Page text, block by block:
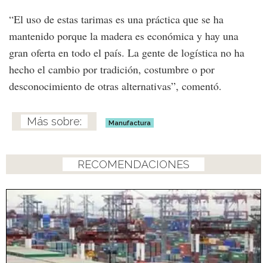
“El uso de estas tarimas es una práctica que se ha
mantenido porque la madera es económica y hay una
gran oferta en todo el país. La gente de logística no ha
hecho el cambio por tradición, costumbre o por
desconocimiento de otras alternativas”, comentó.
Manufactura
RECOMENDACIONES